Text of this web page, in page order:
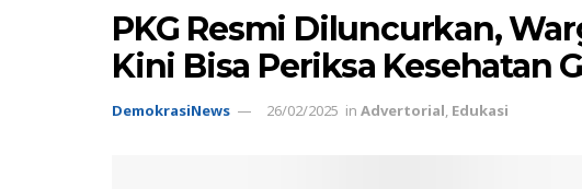
PKG Resmi Diluncurkan,
Kini Bisa Periksa Kesehatan
DemokrasiNews 26/02/2025 in Advertorial, Edukasi